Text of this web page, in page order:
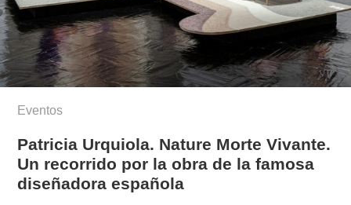
Eventos
Patricia Urquiola. Nature Morte Vivante.
Un recorrido por la obra de la famosa
diseñadora española